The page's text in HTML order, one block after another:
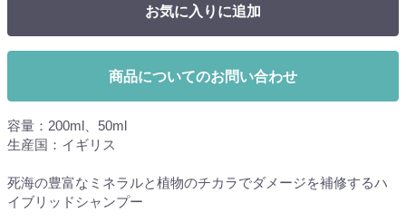
お気に入りに追加
商品についてのお問い合わせ
容量：200ml、50ml
生産国：イギリス
死海の豊富なミネラルと植物のチカラでダメージを補修するハ
イブリッドシャンプー